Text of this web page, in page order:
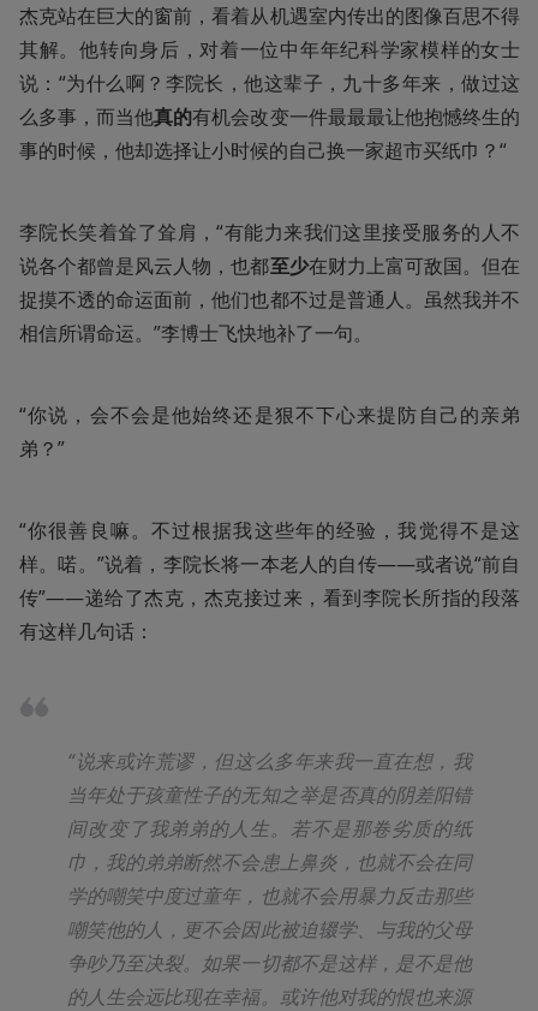
杰克站在巨大的窗前，看着从机遇室内传出的图像百思不得
其解。他转向身后，对着一位中年年纪科学家模样的女士
说：“为什么啊？李院长，他这辈子，九十多年来，做过这
么多事，而当他真的有机会改变一件最最最让他抱憾终生的
事的时候，他却选择让小时候的自己换一家超市买纸巾？“
李院长笑着耸了耸肩，“有能力来我们这里接受服务的人不
说各个都曾是风云人物，也都至少在财力上富可敌国。但在
捉摸不透的命运面前，他们也都不过是普通人。虽然我并不
相信所谓命运。”李博士飞快地补了一句。
“你说，会不会是他始终还是狠不下心来提防自己的亲弟
弟？”
“你很善良嘛。不过根据我这些年的经验，我觉得不是这
样。喏。”说着，李院长将一本老人的自传——或者说“前自
传”——递给了杰克，杰克接过来，看到李院长所指的段落
有这样几句话：
“说来或许荒谬，但这么多年来我一直在想，我
当年处于孩童性子的无知之举是否真的阴差阳错
间改变了我弟弟的人生。若不是那卷劣质的纸
巾，我的弟弟断然不会患上鼻炎，也就不会在同
学的嘲笑中度过童年，也就不会用暴力反击那些
嘲笑他的人，更不会因此被迫辍学、与我的父母
争吵乃至决裂。如果一切都不是这样，是不是他
的人生会远比现在幸福。或许他对我的恨也来源